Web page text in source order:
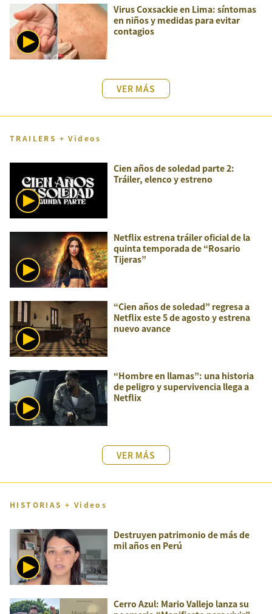
Virus Coxsackie en Lima: síntomas
en niños y medidas para evitar
contagios
VER MÁS
TRAILERS + Videos
Cien años de soledad parte 2:
Tráiler, elenco y estreno
Netflix estrena tráiler oficial de la
quinta temporada de “Rosario
Tijeras”
“Cien años de soledad” regresa a
Netflix este 5 de agosto y estrena
nuevo avance
“Hombre en llamas”: una historia
de peligro y supervivencia llega a
Netflix
VER MÁS
HISTORIAS + Videos
Destruyen patrimonio de más de
mil años en Perú
Cerro Azul: Mario Vallejo lanza su